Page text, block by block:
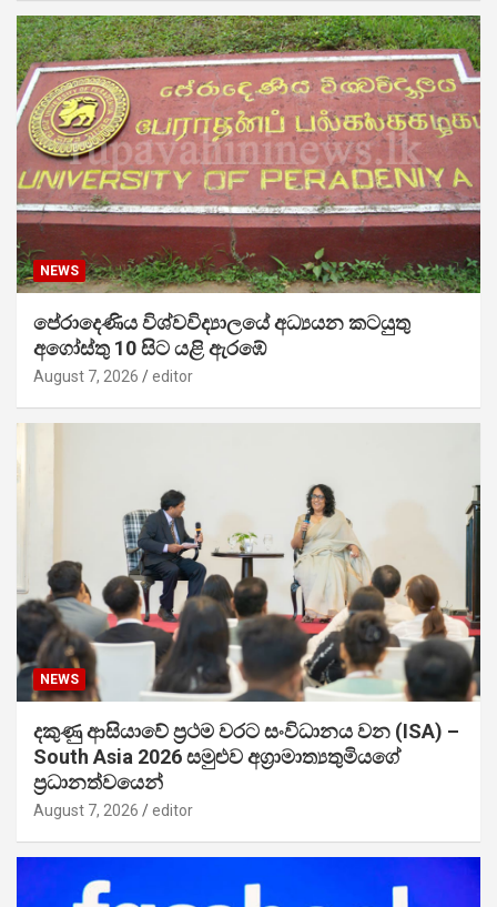
NEWS
පේරාදෙණිය විශ්වවිද්‍යාලයේ අධ්‍යයන කටයුතු
අගෝස්තු 10 සිට යළි ඇරඹේ
August 7, 2026 editor
NEWS
දකුණු ආසියාවේ ප්‍රථම වරට සංවිධානය වන (ISA) –
South Asia 2026 සමුළුව අග්‍රාමාත්‍යතුමියගේ
ප්‍රධානත්වයෙන්
August 7, 2026 editor